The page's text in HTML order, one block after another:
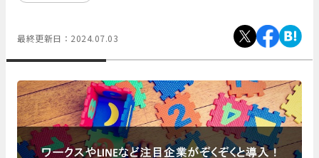
最終更新日： 2024.07.03